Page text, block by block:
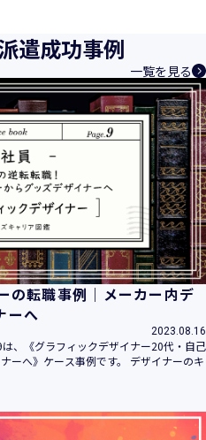
及び特定個人情報などを、人
ビス、請負サービス、その
場の創造」と「就業の機会の
、従業者の情報及び特定個人
ます。これらから当社にとっ
保護が重大な責務であると同
底することは企業の社会的責
、個人情報保護理念と自ら定
使命を十分に認識し、本人の
法規制等を遵守致します。
するための個人情報保護マネ
新のＩＴ技術の動向、社会的
を常に認識しながら、その継
組むことをここに宣言致しま
人情報の取得・利用及び提供
達成に必要な範囲を超えた個
また、そのための措置を講じ
る法令、国が定める指針その
遣成功事例
一覧を見る
の転職事例｜メーカー内デ
ーへ
2023.08.16
、《グラフィックデザイナー20代・自己
ーへ》ケース事例です。 デザイナーのキ